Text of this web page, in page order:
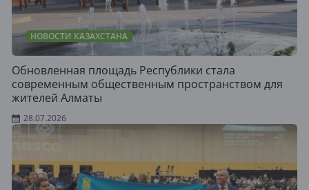
НОВОСТИ КАЗАХСТАНА
Обновленная площадь Республики стала
современным общественным пространством для
жителей Алматы
28.07.2026